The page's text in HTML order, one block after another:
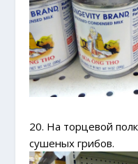
20. На торцевой
сушеных грибов.